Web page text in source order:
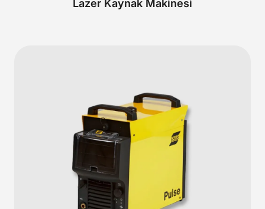
Lazer Kaynak Makinesi